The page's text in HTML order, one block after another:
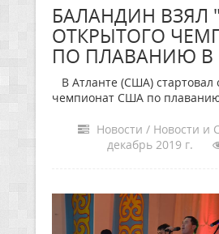
БАЛАНДИН ВЗЯЛ
ОТКРЫТОГО
ПО ПЛАВАНИЮ
В Атланте (США) стартовал
чемпионат США по
Новости / Новости и
декабрь 2019 г.